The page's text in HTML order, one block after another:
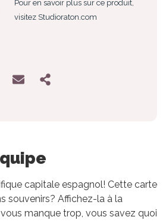
Pour en savoir plus sur ce produit,
visitez Studioraton.com
capitale espagnol! Cette carte
souvenirs? Affichez-la à la
manque trop, vous savez quoi